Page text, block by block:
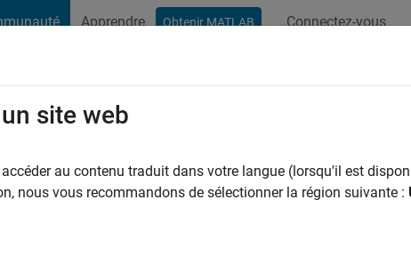
Apprendre Obtenir MATLAB Connectez-vous
0
to be the bo$$
site web
au contenu traduit dans votre langue (lorsqu'il est
nous vous recommandons de sélectionner la région suivante :